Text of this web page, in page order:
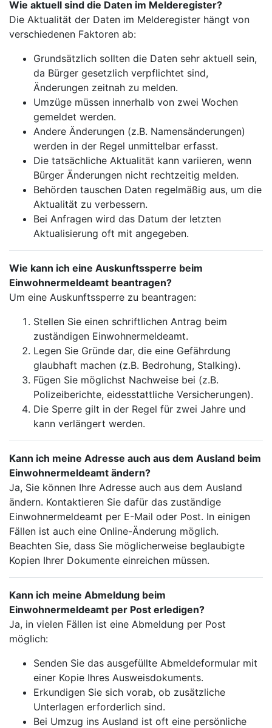
Wie aktuell sind die Daten im Melderegister?
Die Aktualität der Daten im Melderegister hängt von
verschiedenen Faktoren ab:
Grundsätzlich sollten die Daten sehr aktuell sein,
da Bürger gesetzlich verpflichtet sind,
Änderungen zeitnah zu melden.
Umzüge müssen innerhalb von zwei Wochen
gemeldet werden.
Andere Änderungen (z.B. Namensänderungen)
werden in der Regel unmittelbar erfasst.
Die tatsächliche Aktualität kann variieren, wenn
Bürger Änderungen nicht rechtzeitig melden.
Behörden tauschen Daten regelmäßig aus, um die
Aktualität zu verbessern.
Bei Anfragen wird das Datum der letzten
Aktualisierung oft mit angegeben.
Wie kann ich eine Auskunftssperre beim
Einwohnermeldeamt beantragen?
Um eine Auskunftssperre zu beantragen:
Stellen Sie einen schriftlichen Antrag beim
zuständigen Einwohnermeldeamt.
Legen Sie Gründe dar, die eine Gefährdung
glaubhaft machen (z.B. Bedrohung, Stalking).
Fügen Sie möglichst Nachweise bei (z.B.
Polizeiberichte, eidesstattliche Versicherungen).
Die Sperre gilt in der Regel für zwei Jahre und
kann verlängert werden.
Kann ich meine Adresse auch aus dem Ausland beim
Einwohnermeldeamt ändern?
Ja, Sie können Ihre Adresse auch aus dem Ausland
ändern. Kontaktieren Sie dafür das zuständige
Einwohnermeldeamt per E-Mail oder Post. In einigen
Fällen ist auch eine Online-Änderung möglich.
Beachten Sie, dass Sie möglicherweise beglaubigte
Kopien Ihrer Dokumente einreichen müssen.
Kann ich meine Abmeldung beim
Einwohnermeldeamt per Post erledigen?
Ja, in vielen Fällen ist eine Abmeldung per Post
möglich:
Senden Sie das ausgefüllte Abmeldeformular mit
einer Kopie Ihres Ausweisdokuments.
Erkundigen Sie sich vorab, ob zusätzliche
Unterlagen erforderlich sind.
Bei Umzug ins Ausland ist oft eine persönliche